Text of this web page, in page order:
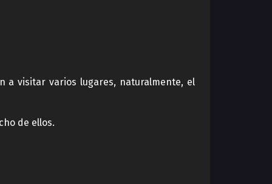
a visitar varios lugares, naturalmente, el
de ellos.